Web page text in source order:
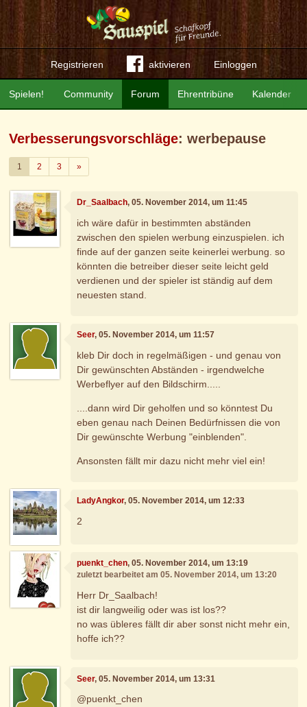
Registrieren aktivieren Einloggen
Community Forum Ehrentribüne Kalender
Spielen!
Verbesserungsvorschläge: werbepause
1 2 3 »Weiter
Dr_Saalbach, 05. November 2014, um 11:45
ich wäre dafür in bestimmten abständen
zwischen den spielen werbung einzuspielen. ich
finde auf der ganzen seite keinerlei werbung. so
könnten die betreiber dieser seite leicht geld
verdienen und der spieler ist ständig auf dem
neuesten stand.
Seer, 05. November 2014, um 11:57
kleb Dir doch in regelmäßigen - und genau von
Dir gewünschten Abständen - irgendwelche
Werbeflyer auf den Bildschirm.....
....dann wird Dir geholfen und so könntest Du
eben genau nach Deinen Bedürfnissen die von
Dir gewünschte Werbung "einblenden".
Ansonsten fällt mir dazu nicht mehr viel ein!
LadyAngkor, 05. November 2014, um 12:33
2
puenkt_chen, 05. November 2014, um 13:19
zuletzt bearbeitet am 05. November 2014, um 13:20
Herr Dr_Saalbach!
ist dir langweilig oder was ist los??
no was übleres fällt dir aber sonst nicht mehr ein,
hoffe ich??
Seer, 05. November 2014, um 13:31
@puenkt_chen